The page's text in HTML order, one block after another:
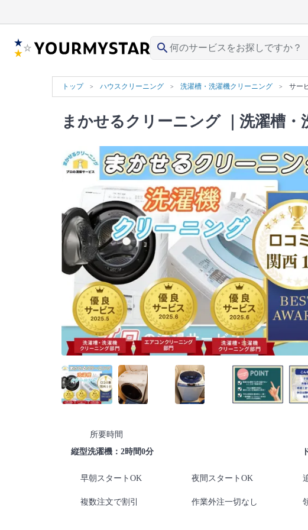
search
トップ ハウスクリーニング 洗濯槽・洗濯機クリーニング サー
まかせるクリーニング｜洗濯槽・
所要時間
縦型洗濯機：2時間0分
早朝スタートOK 夜間スタートOK
複数注文で割引 作業外注一切なし